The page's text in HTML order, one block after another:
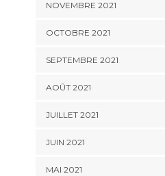
NOVEMBRE 2021
OCTOBRE 2021
SEPTEMBRE 2021
AOÛT 2021
JUILLET 2021
JUIN 2021
MAI 2021